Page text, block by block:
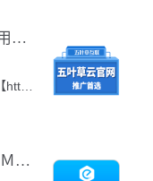
【五叶草云官网】用心服务每一位用户（服务热线:020-28185502）
温馨提示：如您下单后无法找到管理站点【https://www.wuyecao.net（复制访问）进入五叶草官网→【点击右上角（阿里云免登）】→查看已购买产品（如遇问题，联系售后）】【该产品合适各个行业，多行业网站建设解决方案】网站建设服务商用心服务每一位用户模板库以及帮助中心：http://aliyun.wuyecao.net/xinmuban.html（复制访问）
【H5响应式企业网站】自动响应ＡＭＰ/ＭＩＰ手机网站 企业官网 推广营销型建站